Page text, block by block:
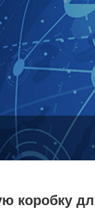
коробку